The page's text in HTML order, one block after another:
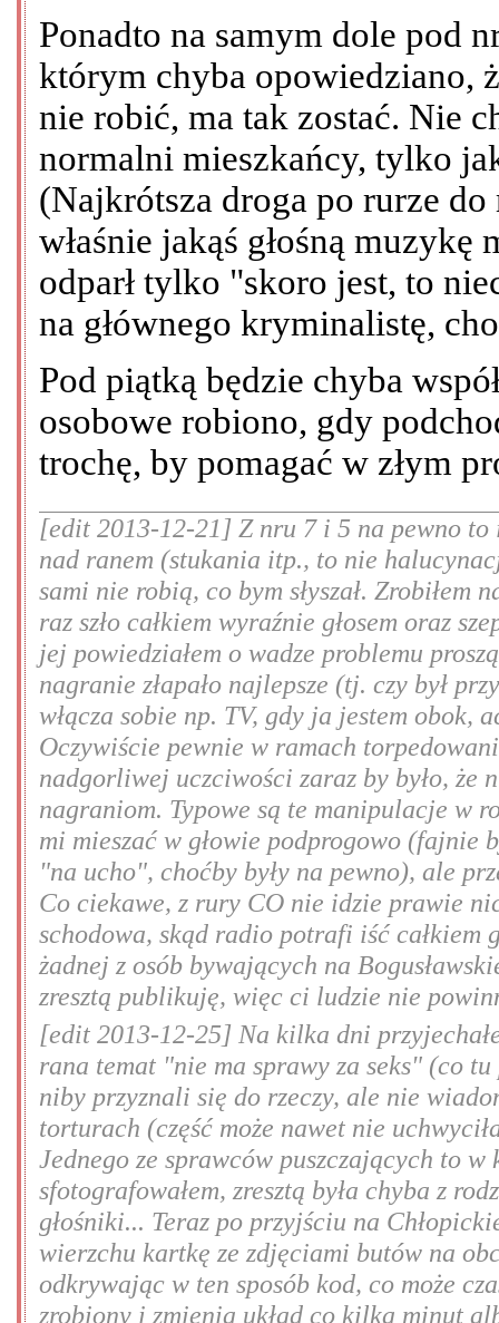
Ponadto na samym dole pod
którym chyba opowiedziano,
nie robić, ma tak zostać. Nie
normalni mieszkańcy, tylko
(Najkrótsza droga po rurze
właśnie jakąś głośną muzykę
odparł tylko "skoro jest, to
na głównego kryminalistę,
Pod piątką będzie chyba
osobowe robiono, gdy
trochę, by pomagać w złym
[edit 2013-12-21] Z nru 7 i 5 na pewno
nad ranem (stukania itp., to nie
sami nie robią, co bym słyszał.
raz szło całkiem wyraźnie głosem oraz
jej powiedziałem o wadze problemu
nagranie złapało najlepsze (tj. czy był
włącza sobie np. TV, gdy ja jestem obok,
Oczywiście pewnie w ramach
nadgorliwej uczciwości zaraz by było,
nagraniom. Typowe są te manipulacje w
mi mieszać w głowie podprogowo (fajnie
"na ucho", choćby były na pewno), ale
Co ciekawe, z rury CO nie idzie prawie
schodowa, skąd radio potrafi iść całkiem
żadnej z osób bywających na
zresztą publikuję, więc ci ludzie nie
[edit 2013-12-25] Na kilka dni
rana temat "nie ma sprawy za seks" (co
niby przyznali się do rzeczy, ale nie
torturach (część może nawet nie
Jednego ze sprawców puszczających to
sfotografowałem, zresztą była chyba z
głośniki... Teraz po przyjściu na
wierzchu kartkę ze zdjęciami butów na
odkrywając w ten sposób kod, co może
zrobiony i zmienia układ co kilka minut